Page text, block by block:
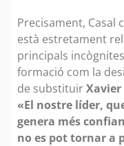
Precisament, Casal
està estretament
principals
formació com la
de substituirXavier
«El nostre líder,
genera més
no es pot tornar a